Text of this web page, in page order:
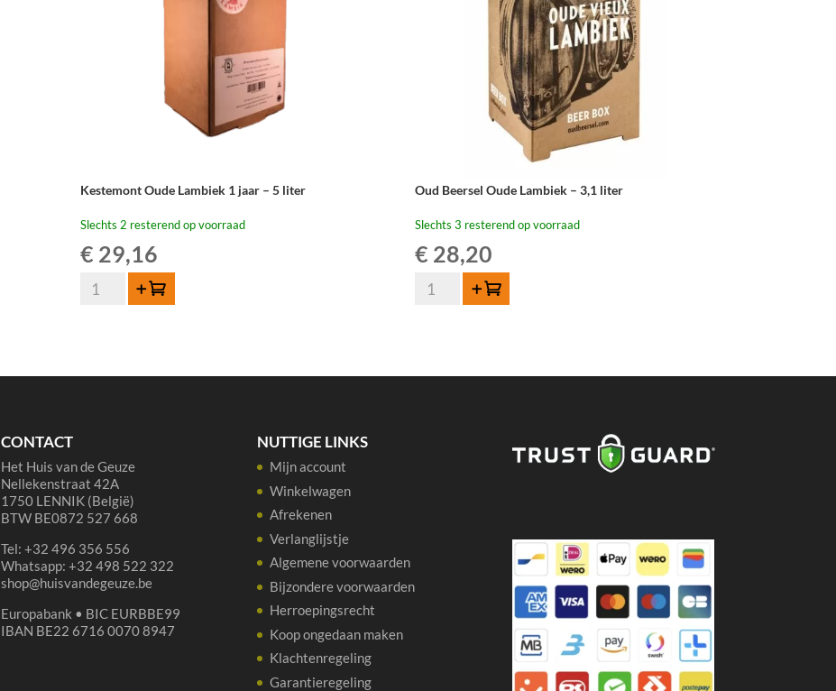
Kestemont Oude Lambiek 1 jaar – 5 liter
Slechts 2 resterend op voorraad
€ 29,16
KestemontToevoegen
Oud Beersel Oude Lambiek – 3,1 liter
Slechts 3 resterend op voorraad
€ 28,20
Oud
Toevoegen
CONTACT
Het Huis van de Geuze
Nellekenstraat 42A
1750 LENNIK (België)
BTW BE0872 527 668
Tel: +32 496 356 556
Whatsapp: +32 498 522 322
shop@huisvandegeuze.be
Europabank • BIC EURBBE99
IBAN BE22 6716 0070 8947
NUTTIGE LINKS
Mijn account
Winkelwagen
Afrekenen
Verlanglijstje
Algemene voorwaarden
Bijzondere voorwaarden
Herroepingsrecht
Koop ongedaan maken
Klachtenregeling
Garantieregeling